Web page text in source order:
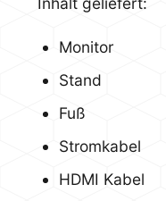
Monitor
Stand
Fuß
Stromkabel
HDMI Kabel